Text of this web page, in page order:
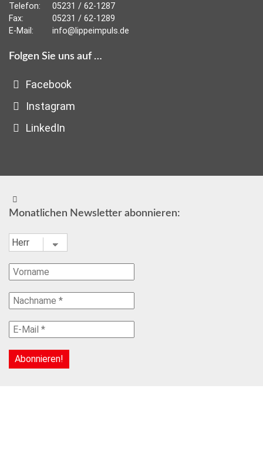
Telefon:
05231 / 62-1287
Fax:
05231 / 62-1289
E-Mail:
info@lippeimpuls.de
Folgen Sie uns auf …
Facebook
Instagram
LinkedIn
Monatlichen Newsletter abonnieren: